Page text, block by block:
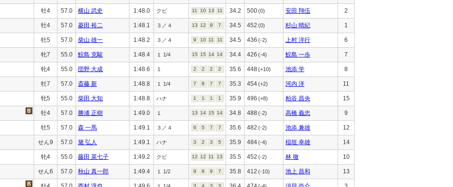
牡4 57.0 横山 武史 1:48.0 クビ 11 10 13 11 34.2 500(0) 安田 翔伍 2
牡4 57.0 菱田 裕二 1:48.1 ３／４ 13 12 9 7 34.5 452 (0) 杉山 晴紀 1
牡5 57.0 柴山 雄一 1:48.2 ３／４ 9 10 11 11 34.5 436 (-2) 上村 洋行 6
牝7 55.0 鮫島 克駿 1:48.4 １ 1/4 15 15 14 14 34.4 426 (-4) 鮫島 一歩 7
牝4 55.0 団野 大成 1:48.6 １ 2 2 2 2 35.6 448(+10) 池添 学 8
牡7 57.0 斎藤 新 1:48.8 １ 1/4 7 8 7 7 35.3 454(+2) 河内 洋 11
牝5 55.0 柴田 大知 1:48.8 ハナ 1 1 1 1 35.9 496 (+8) 粕谷 昌央 15
牡4 57.0 勝浦 正樹 1:49.0 １ 13 14 15 14 34.8 488 (-2) 高橋 義忠 9
牡5 57.0 森 一馬 1:49.1 ３／４ 6 5 7 7 35.6 482 (-2) 池添 兼雄 12
せん9 57.0 黛 弘人 1:49.1 ハナ 3 2 3 5 35.9 484(-4) 稲垣 幸雄 14
牝4 55.0 藤田 菜七子 1:49.2 クビ 12 12 11 13 35.5 452 (-2) 林 徹 10
せん6 57.0 秋山 真一郎 1:49.4 １ 1/2 9 8 9 7 35.8 412 (-10) 池上 昌和 13
3 4 3 3